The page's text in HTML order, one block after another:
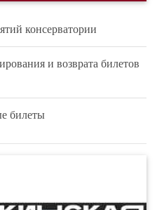
консерватории
и возврата билетов
билеты